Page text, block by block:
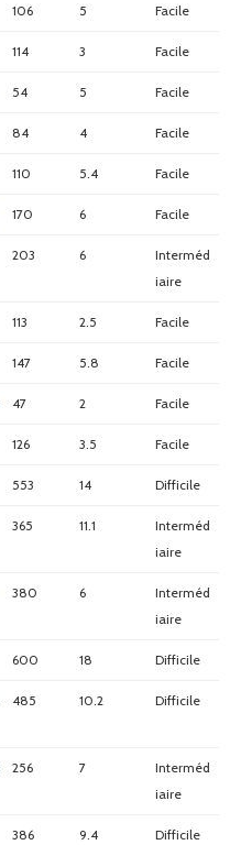
106 5 Facile
114 3 Facile
54 5 Facile
84 4 Facile
110 5.4 Facile
170 6 Facile
203 6
Interméd
iaire
113 2.5 Facile
147 5.8 Facile
47 2 Facile
126 3.5 Facile
553 14 Difficile
365 11.1
Interméd
iaire
380 6
Interméd
iaire
600 18 Difficile
485 10.2 Difficile
256 7
Interméd
iaire
386 9.4 Difficile